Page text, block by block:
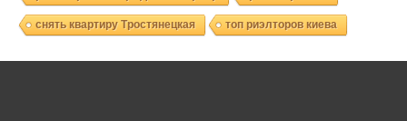
снять квартиру Тростянецкая топ риэлторов киева